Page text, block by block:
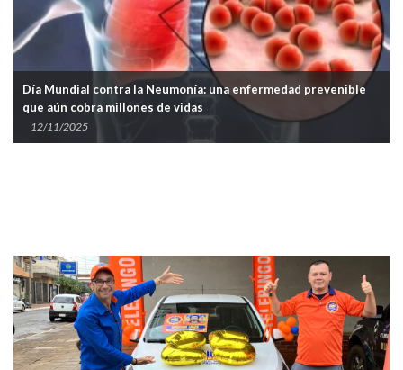
Día Mundial contra la Neumonía: una enfermedad prevenible
que aún cobra millones de vidas
12/11/2025